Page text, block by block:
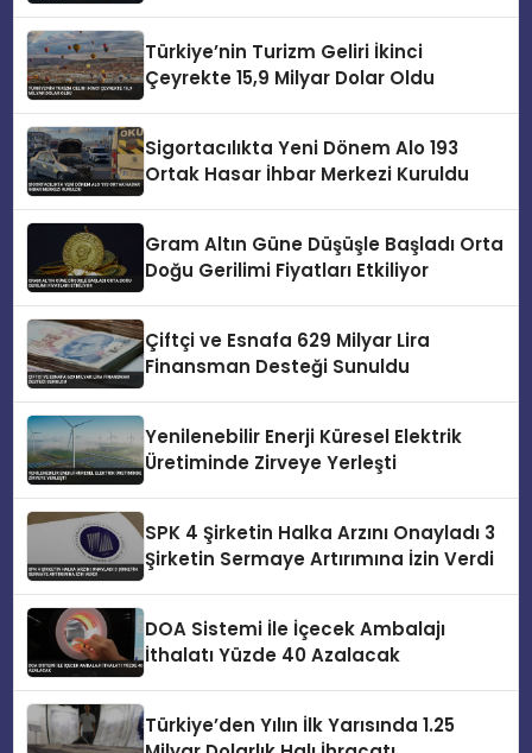
Türkiye’nin Turizm Geliri İkinci
Çeyrekte 15,9 Milyar Dolar Oldu
Sigortacılıkta Yeni Dönem Alo 193
Ortak Hasar İhbar Merkezi Kuruldu
Gram Altın Güne Düşüşle Başladı Orta
Doğu Gerilimi Fiyatları Etkiliyor
Çiftçi ve Esnafa 629 Milyar Lira
Finansman Desteği Sunuldu
Yenilenebilir Enerji Küresel Elektrik
Üretiminde Zirveye Yerleşti
SPK 4 Şirketin Halka Arzını Onayladı 3
Şirketin Sermaye Artırımına İzin Verdi
DOA Sistemi İle İçecek Ambalajı
İthalatı Yüzde 40 Azalacak
Türkiye’den Yılın İlk Yarısında 1.25